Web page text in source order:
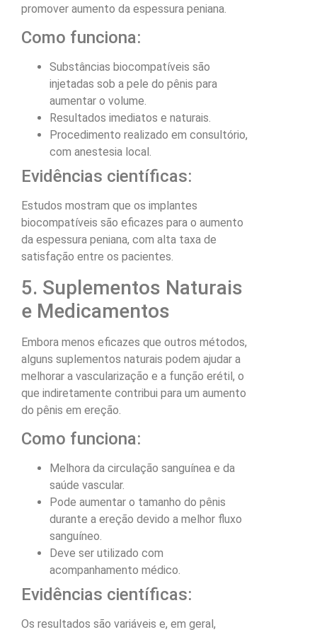
promover aumento da espessura peniana.
Como funciona:
Substâncias biocompatíveis são
injetadas sob a pele do pênis para
aumentar o volume.
Resultados imediatos e naturais.
Procedimento realizado em consultório,
com anestesia local.
Evidências científicas:
Estudos mostram que os implantes
biocompatíveis são eficazes para o aumento
da espessura peniana, com alta taxa de
satisfação entre os pacientes.
5. Suplementos Naturais
e Medicamentos
Embora menos eficazes que outros métodos,
alguns suplementos naturais podem ajudar a
melhorar a vascularização e a função erétil, o
que indiretamente contribui para um aumento
do pênis em ereção.
Como funciona:
Melhora da circulação sanguínea e da
saúde vascular.
Pode aumentar o tamanho do pênis
durante a ereção devido a melhor fluxo
sanguíneo.
Deve ser utilizado com
acompanhamento médico.
Evidências científicas:
Os resultados são variáveis e, em geral,